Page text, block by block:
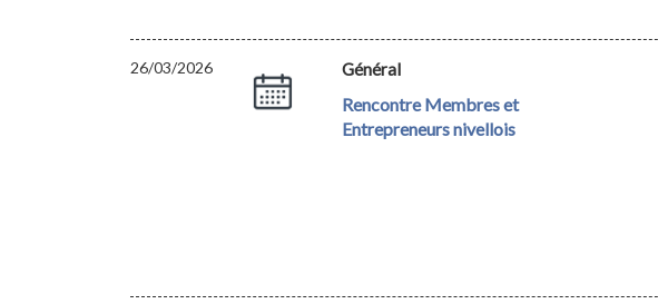
26/03/2026 Général
Rencontre Membres et
Entrepreneurs nivellois